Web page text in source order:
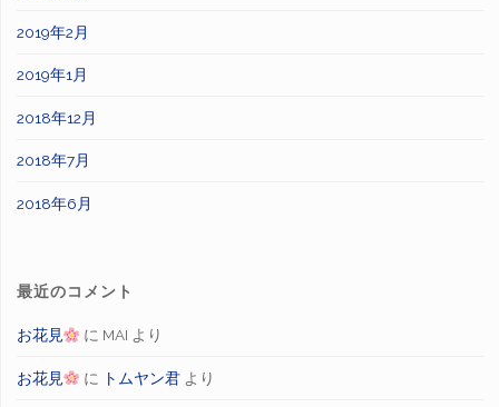
2019年2月
2019年1月
2018年12月
2018年7月
2018年6月
最近のコメント
お花見 に MAI より
お花見 に トムヤン君より